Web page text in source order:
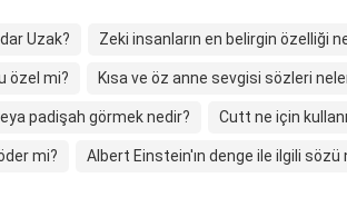
Uzak? Zeki insanların en belirgin özelliği
özel mi? Kısa ve öz anne sevgisi sözleri
padişah görmek nedir? Cutt ne için
mi? Albert Einstein'ın denge ile ilgili sözü